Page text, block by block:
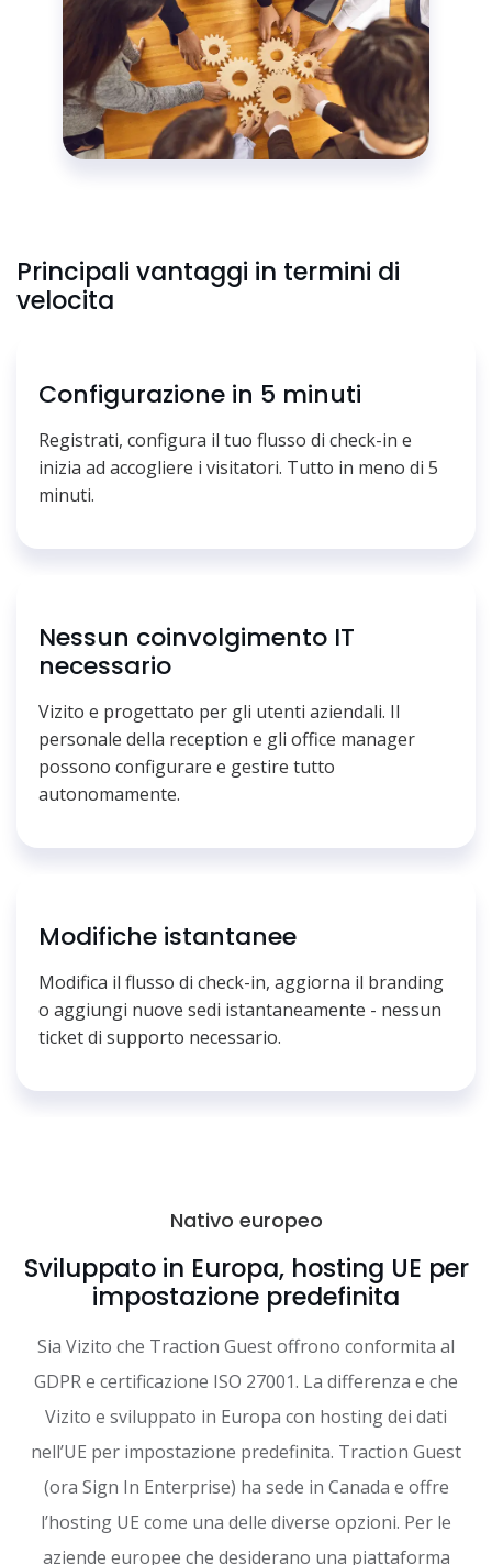
Principali vantaggi in termini di
velocita
Configurazione in 5 minuti
Registrati, configura il tuo flusso di check-in e
inizia ad accogliere i visitatori. Tutto in meno di 5
minuti.
Nessun coinvolgimento IT
necessario
Vizito e progettato per gli utenti aziendali. Il
personale della reception e gli office manager
possono configurare e gestire tutto
autonomamente.
Modifiche istantanee
Modifica il flusso di check-in, aggiorna il branding
o aggiungi nuove sedi istantaneamente - nessun
ticket di supporto necessario.
Nativo europeo
Sviluppato in Europa, hosting UE per
impostazione predefinita
Sia Vizito che Traction Guest offrono conformita al
GDPR e certificazione ISO 27001. La differenza e che
Vizito e sviluppato in Europa con hosting dei dati
nell’UE per impostazione predefinita. Traction Guest
(ora Sign In Enterprise) ha sede in Canada e offre
l’hosting UE come una delle diverse opzioni. Per le
aziende europee che desiderano una piattaforma